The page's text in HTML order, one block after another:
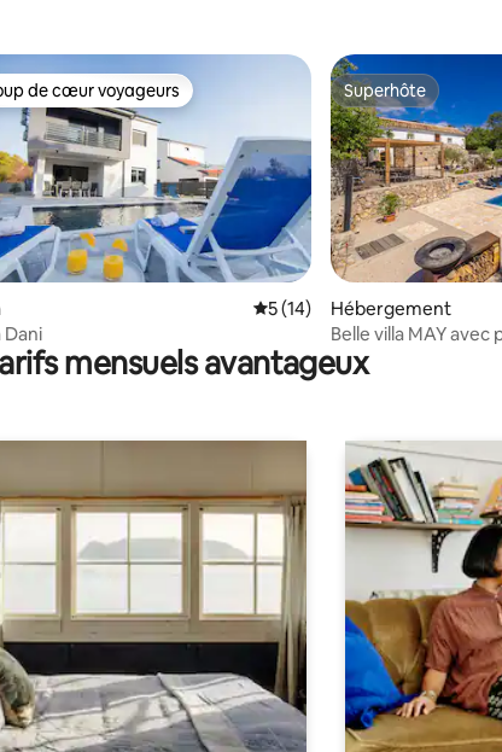
5 sur la base de 63 commentaires : 4,9 sur 5
de cœur voyageurs
de cœur voyageurs
Évaluation moyenne sur la
5 (14)
Dani
Superhôte
Superhôte
Hébergement
Belle villa MAY avec
mensuels avantageux